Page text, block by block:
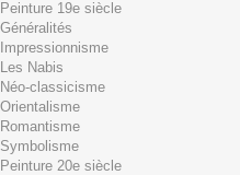
Produit
succès
Quantité
Total
Peinture 19e siècle
Généralités
Impressionnisme
Les Nabis
Néo-classicisme
Orientalisme
Romantisme
Symbolisme
Peinture 20e siècle